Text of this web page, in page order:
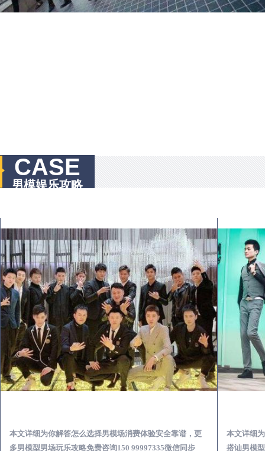
CASE
男模娱乐攻略
本文详细为你解答怎么选择男模场消费体验安全靠谱，更
多男模型男场玩乐攻略免费咨询150 99997335微信同步
本文详细
搭讪男模